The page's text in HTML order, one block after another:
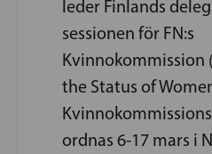
leder Finlands
sessionen för FN:s
Kvinnokommission
the Status of
ordnas 6-17 mars i